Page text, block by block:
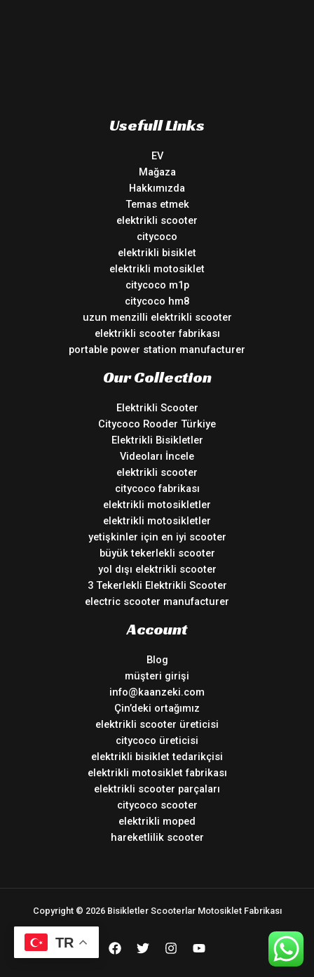
Usefull Links
EV
Mağaza
Hakkımızda
Temas etmek
elektrikli scooter
citycoco
elektrikli bisiklet
elektrikli motosiklet
citycoco m1p
citycoco hm8
uzun menzilli elektrikli scooter
elektrikli scooter fabrikası
portable power station manufacturer
Our Collection
Elektrikli Scooter
Citycoco Rooder Türkiye
Elektrikli Bisikletler
Videoları İncele
elektrikli scooter
citycoco fabrikası
elektrikli motosikletler
elektrikli motosikletler
yetişkinler için en iyi scooter
büyük tekerlekli scooter
yol dışı elektrikli scooter
3 Tekerlekli Elektrikli Scooter
electric scooter manufacturer
Account
Blog
müşteri girişi
info@kaanzeki.com
Çin’deki ortağımız
elektrikli scooter üreticisi
citycoco üreticisi
elektrikli bisiklet tedarikçisi
elektrikli motosiklet fabrikası
elektrikli scooter parçaları
citycoco scooter
elektrikli moped
hareketlilik scooter
Copyright © 2026 Bisikletler Scooterlar Motosiklet Fabrikası
TR